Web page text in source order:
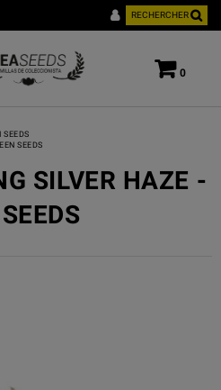
RECHERCHER
0
SEEDS
SEEDS
SILVER HAZE -